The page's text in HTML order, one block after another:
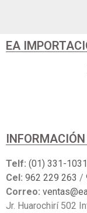
EA
INFORMACIÓN
Telf: (01) 331-1031
Cel: 962 229 263 /
Correo:
Jr. Huarochirí 502